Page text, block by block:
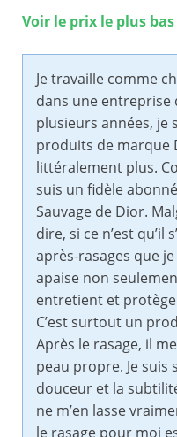
Voir le prix le plus bas
Je travaille comme
dans une entreprise
plusieurs années, je
produits de marque
littéralement plus.
suis un fidèle
Sauvage de Dior.
dire, si ce n’est qu’il
après-rasages que
apaise non
entretient et
C’est surtout un
Après le rasage, il
peau propre. Je
douceur et la
ne m’en lasse
le rasage pour moi